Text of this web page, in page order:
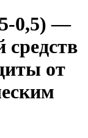
0,5) —
средств
от